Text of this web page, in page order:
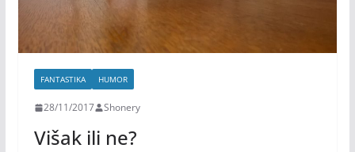
FANTASTIKA HUMOR
28/11/2017 Shonery
Višak ili ne?